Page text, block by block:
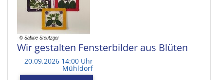
Wir gestalten Fensterbilder aus Blüten
20.09.2026 14:00 Uhr
Mühldorf